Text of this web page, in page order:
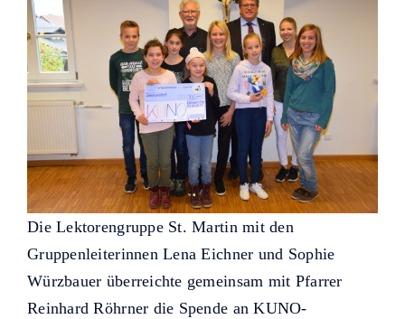
Die Lektorengruppe St. Martin mit den
Gruppenleiterinnen Lena Eichner und Sophie
Würzbauer überreichte gemeinsam mit Pfarrer
Reinhard Röhrner die Spende an KUNO-